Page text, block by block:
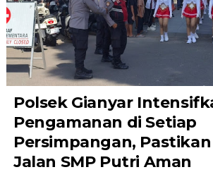
Polsek Gianyar
Pengamanan di Setiap
Persimpangan,
Jalan SMP Putri Aman